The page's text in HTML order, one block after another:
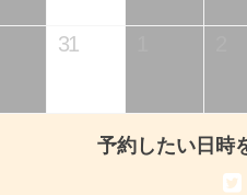
31
予約したい日時